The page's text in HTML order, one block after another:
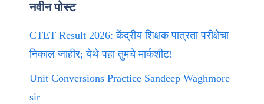
नवीन पोस्ट
CTET Result 2026: केंद्रीय शिक्षक पात्रता परीक्षेचा
निकाल जाहीर; येथे पहा तुमचे मार्कशीट!
Unit Conversions Practice Sandeep Waghmore
sir